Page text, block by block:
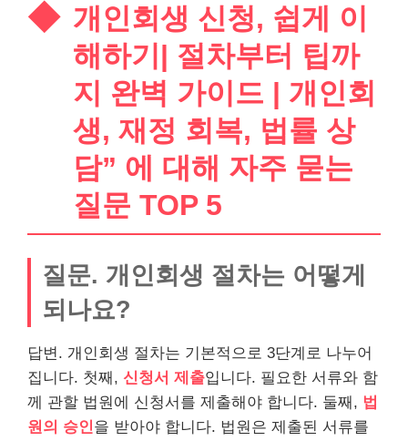
개인회생 신청, 쉽게 이
해하기| 절차부터 팁까
지 완벽 가이드 | 개인회
생, 재정 회복, 법률 상
담” 에 대해 자주 묻는
질문 TOP 5
질문. 개인회생 절차는 어떻게
되나요?
답변. 개인회생 절차는 기본적으로 3단계로 나누어
집니다. 첫째, 신청서 제출입니다. 필요한 서류와 함
께 관할 법원에 신청서를 제출해야 합니다. 둘째, 법
원의 승인을 받아야 합니다. 법원은 제출된 서류를